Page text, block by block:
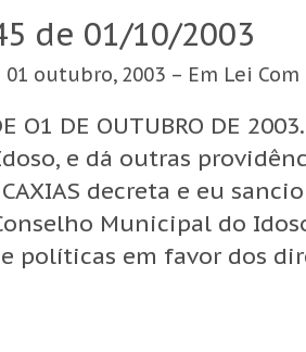
de 01/10/2003
01 outubro, 2003 – Em Lei Com
O1 DE OUTUBRO DE
e dá outras
CAXIAS decreta e eu
Municipal do
políticas em favor dos